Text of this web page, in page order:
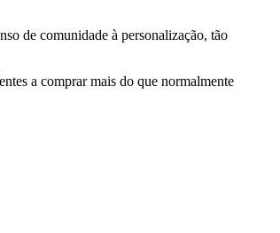
de comunidade à personalização, tão
a comprar mais do que normalmente